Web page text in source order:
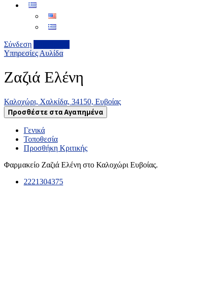
Σύνδεση
Υπηρεσίες Αυλίδα
Ζαζιά Ελένη
Καλοχώρι, Χαλκίδα, 34150, Ευβοίας
Προσθέστε στα Αγαπημένα
Γενικά
Τοποθεσία
Προσθήκη Κριτικής
Φαρμακείο Ζαζιά Ελένη στο Καλοχώρι Ευβοίας.
2221304375